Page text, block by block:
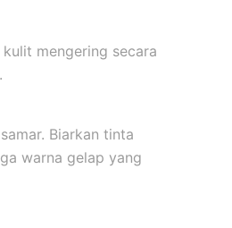
mengering secara
Biarkan tinta
warna gelap yang